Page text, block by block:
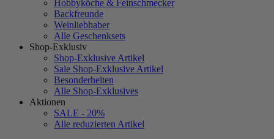
Hobbyköche & Feinschmecker
Backfreunde
Weinliebhaber
Alle Geschenksets
Shop-Exklusiv
Shop-Exklusive Artikel
Sale Shop-Exklusive Artikel
Besonderheiten
Alle Shop-Exklusives
Aktionen
SALE - 20%
Alle reduzierten Artikel